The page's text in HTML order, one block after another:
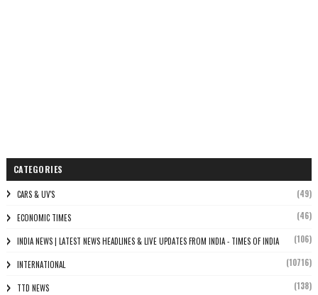
CATEGORIES
CARS & UV'S (49)
ECONOMIC TIMES (46)
INDIA NEWS | LATEST NEWS HEADLINES & LIVE UPDATES FROM INDIA - TIMES OF INDIA (106)
INTERNATIONAL (10716)
TTD NEWS (138)